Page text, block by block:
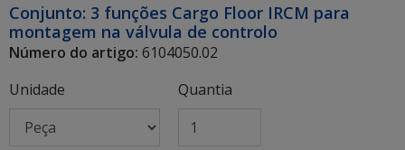
Conjunto: 3 funções Cargo Floor IRCM para
montagem na válvula de controlo
Número do artigo: 6104050.02
Unidade
Quantia